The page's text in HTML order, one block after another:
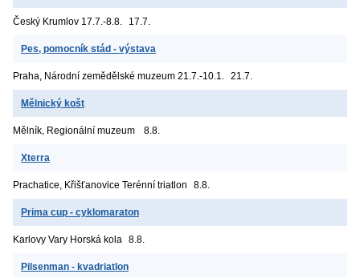
Český Krumlov 17.7.-8.8. 17.7.
Pes, pomocník stád - výstava
Praha, Národní zemědělské muzeum 21.7.-10.1. 21.7.
Mělnický košt
Mělník, Regionální muzeum 8.8.
Xterra
Prachatice, Křišťanovice Terénní triatlon 8.8.
Prima cup - cyklomaraton
Karlovy Vary Horská kola 8.8.
Pilsenman - kvadriatlon